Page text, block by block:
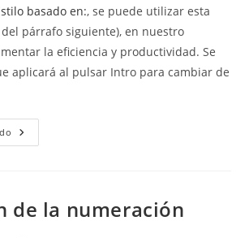
entrada:
basado en:, se puede utilizar esta
párrafo siguiente), en nuestro
la eficiencia y productividad. Se
aplicará al pulsar Intro para cambiar de
Estilo
Del
Following
Paragraph
de la numeración